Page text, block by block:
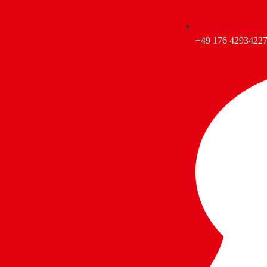
+49 176 42934227